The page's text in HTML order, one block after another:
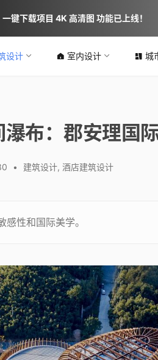
设计 室内设计 城
瀑布：郡安理国
• 建筑设计, 酒店建筑设计
性和国际美学。
一键下载项目 4K 高清图 功能已上线！